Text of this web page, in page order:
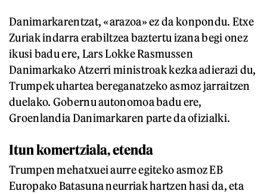
Danimarkarentzat, «arazoa» ez da konpondu. Etxe
Zuriak indarra erabiltzea baztertu izana begi onez
ikusi badu ere, Lars Lokke Rasmussen
Danimarkako Atzerri ministroak kezka adierazi du,
Trumpek uhartea bereganatzeko asmoz jarraitzen
duelako. Gobernu autonomoa badu ere,
Groenlandia Danimarkaren parte da ofizialki.
Itun komertziala, etenda
Trumpen mehatxuei aurre egiteko asmoz EB
Europako Batasuna neurriak hartzen hasi da, eta